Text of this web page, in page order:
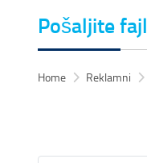
Pošaljite fajl
Home Reklamni